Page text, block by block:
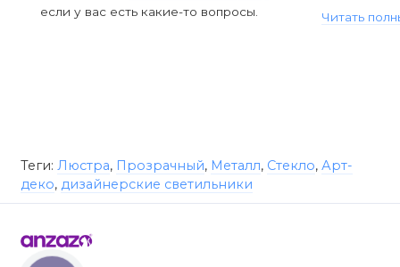
если у вас есть какие-то вопросы.
Читать
Теги: Люстра, Прозрачный, Металл, Стекло, Арт-
деко, дизайнерские светильники